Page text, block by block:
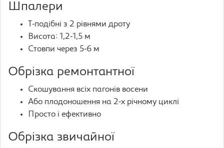
Шпалери
Т-подібні з 2 рівнями дроту
Висота: 1,2-1,5 м
Стовпи через 5-6 м
Обрізка ремонтантної
Скошування всіх пагонів восени
Або плодоношення на 2-х річному циклі
Просто і ефективно
Обрізка звичайної